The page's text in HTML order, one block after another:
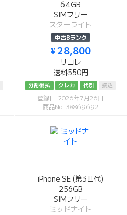
64GB
SIMフリー
スターライト
中古Bランク
¥ 28,800
リコレ
送料550円
分割後払 クレカ 代引 振込
登録日: 2026年7月26日
商品No: 38869692
iPhone SE (第3世代)
256GB
SIMフリー
ミッドナイト